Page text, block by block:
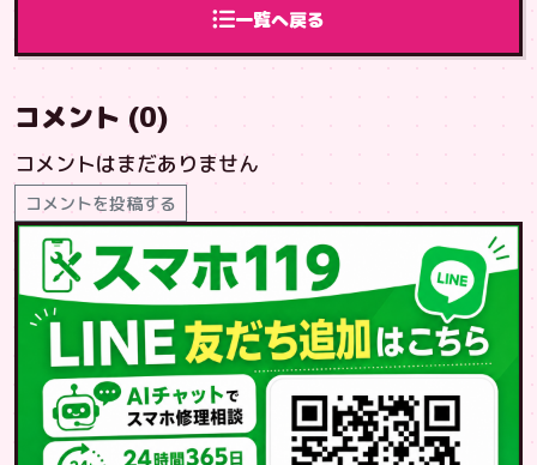
一覧へ戻る
コメント (0)
コメントはまだありません
コメントを投稿する